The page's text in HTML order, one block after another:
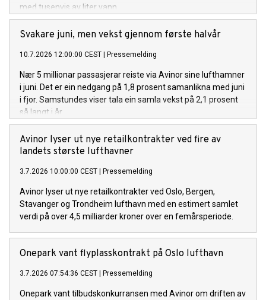
med tusenvis av liter vann.
Svakare juni, men vekst gjennom første halvår
10.7.2026 12:00:00 CEST Pressemelding
Nær 5 millionar passasjerar reiste via Avinor sine lufthamner
i juni. Det er ein nedgang på 1,8 prosent samanlikna med juni
i fjor. Samstundes viser tala ein samla vekst på 2,1 prosent
så langt i år.
Avinor lyser ut nye retailkontrakter ved fire av
landets største lufthavner
3.7.2026 10:00:00 CEST Pressemelding
Avinor lyser ut nye retailkontrakter ved Oslo, Bergen,
Stavanger og Trondheim lufthavn med en estimert samlet
verdi på over 4,5 milliarder kroner over en femårsperiode.
Onepark vant flyplasskontrakt på Oslo lufthavn
3.7.2026 07:54:36 CEST Pressemelding
Onepark vant tilbudskonkurransen med Avinor om driften av